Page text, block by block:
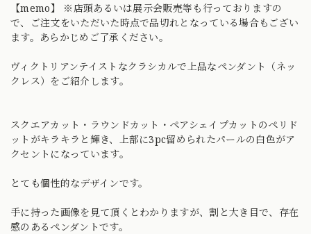
【memo】 ※店頭あるいは展示会販売等も行っておりますの
で、ご注文をいただいた時点で品切れとなっている場合もござい
ます。あらかじめご了承ください。
ヴィクトリアンテイストなクラシカルで上品なペンダント（ネッ
クレス）をご紹介します。
スクエアカット・ラウンドカット・ペアシェイプカットのペリド
ットがキラキラと輝き、上部に3pc留められたパールの白色がア
クセントになっています。
とても個性的なデザインです。
手に持った画像を見て頂くとわかりますが、割と大き目で、存在
感のあるペンダントです。